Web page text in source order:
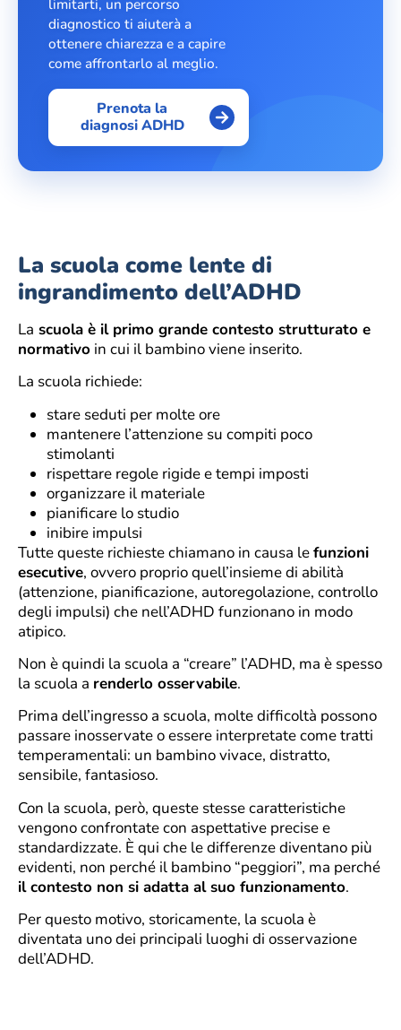
limitarti, un percorso
diagnostico ti aiuterà a
ottenere chiarezza e a capire
come affrontarlo al meglio.
Prenota la
diagnosi ADHD
La scuola come lente di
ingrandimento dell’ADHD
La scuola è il primo grande contesto strutturato e
normativo in cui il bambino viene inserito.
La scuola richiede:
stare seduti per molte ore
mantenere l’attenzione su compiti poco
stimolanti
rispettare regole rigide e tempi imposti
organizzare il materiale
pianificare lo studio
inibire impulsi
Tutte queste richieste chiamano in causa lefunzioni
esecutive, ovvero proprio quell’insieme di abilità
(attenzione, pianificazione, autoregolazione, controllo
degli impulsi) che nell’ADHD funzionano in modo
atipico.
Non è quindi la scuola a “creare” l’ADHD, ma è spesso
la scuola a renderlo osservabile.
Prima dell’ingresso a scuola, molte difficoltà possono
passare inosservate o essere interpretate come tratti
temperamentali: un bambino vivace, distratto,
sensibile, fantasioso.
Con la scuola, però, queste stesse caratteristiche
vengono confrontate con aspettative precise e
standardizzate. È qui che le differenze diventano più
evidenti, non perché il bambino “peggiori”, ma perché
il contesto non si adatta al suo funzionamento.
Per questo motivo, storicamente, la scuola è
diventata uno dei principali luoghi di osservazione
dell’ADHD.